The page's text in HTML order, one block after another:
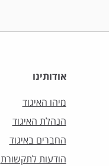
אודותינו
מיהו האיגוד
הנהלת האיגוד
החברים באיגוד
הודעות לתקשורת